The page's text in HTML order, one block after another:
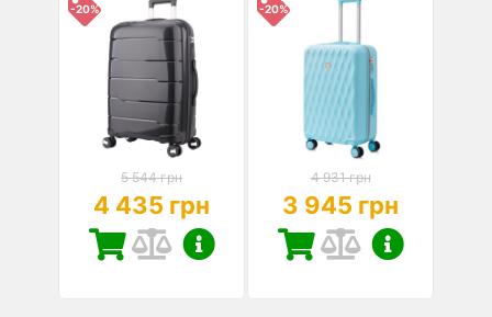
-20%
5 544 грн
4 435 грн
-20%
4 931 грн
3 945 грн